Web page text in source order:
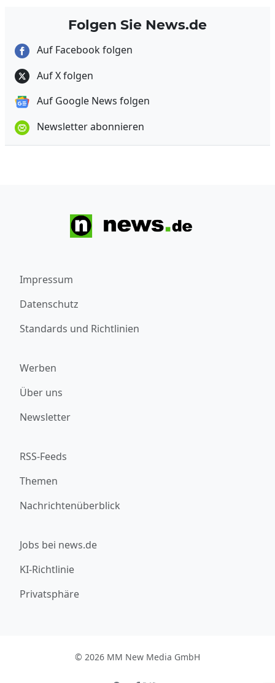
Folgen Sie News.de
Auf Facebook folgen
Auf X folgen
Auf Google News folgen
Newsletter abonnieren
Impressum
Datenschutz
Standards und Richtlinien
Werben
Über uns
Newsletter
RSS-Feeds
Themen
Nachrichtenüberblick
Jobs bei news.de
KI-Richtlinie
Privatsphäre
© 2026 MM New Media GmbH